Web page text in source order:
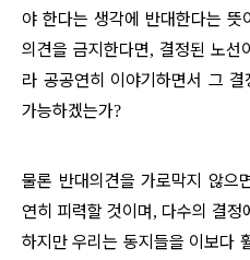
야 한다는 생각에 반대한다는 뜻
의견을 금지한다면, 결정된 노선
라 공공연히 이야기하면서 그
가능하겠는가?
물론 반대의견을 가로막지 않으
연히 피력할 것이며, 다수의 결정
하지만 우리는 동지들을 이보다